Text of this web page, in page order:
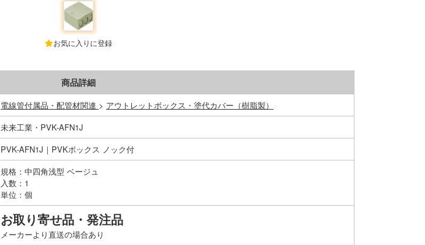
お気に入りに登録
商品詳細
電線管付属品・配管材関連 > アウトレットボックス・塗代カバー（樹脂製）
未来工業・PVK-AFN1J
PVK-AFN1J｜PVKボックス ノック付
規格：中四角浅型 ベージュ
入数：1
単位：個
お取り寄せ品・発注品
メーカーより直送の場合あり